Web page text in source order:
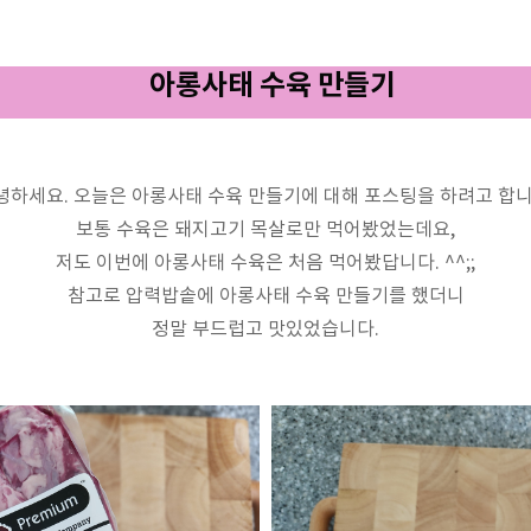
아롱사태 수육 만들기
하세요. 오늘은 아롱사태 수육 만들기에 대해 포스팅을 하려고 합
보통 수육은 돼지고기 목살로만 먹어봤었는데요,
저도 이번에 아롱사태 수육은 처음 먹어봤답니다. ^^;;
참고로 압력밥솥에 아롱사태 수육 만들기를 했더니
정말 부드럽고 맛있었습니다.